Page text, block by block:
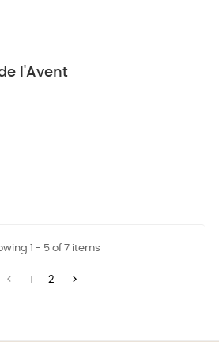
l'Avent
1 - 5 of 7 items
 2 